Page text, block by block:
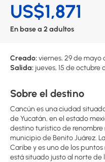
US$1,871
En base a 2 adultos
Creado:viernes, 29 de mayo
Salida: jueves, 15 de octubre
Sobre el destino
Cancún es una ciudad
de Yucatán, en el estado
destino turístico de
municipio de Benito Juárez.
Caribe y es uno de los
está situado justo al norte